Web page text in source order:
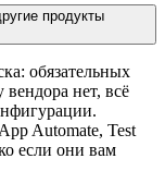
продукты
обязательных
нет, всё
Automate, Test
если они вам